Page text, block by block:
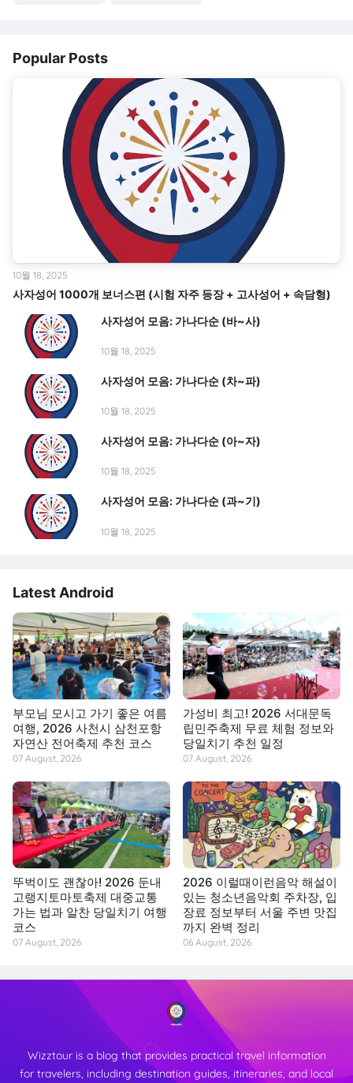
Popular Posts
사자성어 1000개 보너스편 (시험 자주 등장 + 고사성어 + 속담형)
10월 18, 2025
사자성어 모음: 가나다순 (바~사)
10월 18, 2025
사자성어 모음: 가나다순 (차~파)
10월 18, 2025
사자성어 모음: 가나다순 (아~자)
10월 18, 2025
사자성어 모음: 가나다순 (과~기)
10월 18, 2025
Latest Android
부모님 모시고 가기 좋은 여름
여행, 2026 사천시 삼천포항
자연산 전어축제 추천 코스
07 August, 2026
가성비 최고! 2026 서대문독
립민주축제 무료 체험 정보와
당일치기 추천 일정
07 August, 2026
뚜벅이도 괜찮아! 2026 둔내
고랭지토마토축제 대중교통
가는 법과 알찬 당일치기 여행
코스
07 August, 2026
2026 이럴때이런음악 해설이
있는 청소년음악회 주차장, 입
장료 정보부터 서울 주변 맛집
까지 완벽 정리
06 August, 2026
Wizztour is a blog that provides practical travel information
for travelers, including destination guides, itineraries, and local